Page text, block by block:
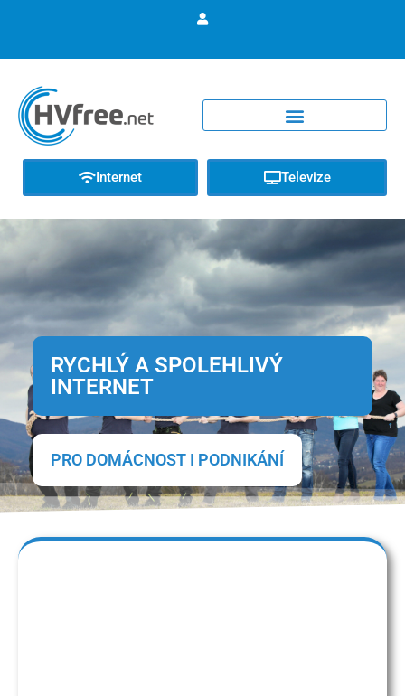
Internet Televize
RYCHLÝ A SPOLEHLIVÝ
INTERNET
PRO DOMÁCNOST I PODNIKÁNÍ